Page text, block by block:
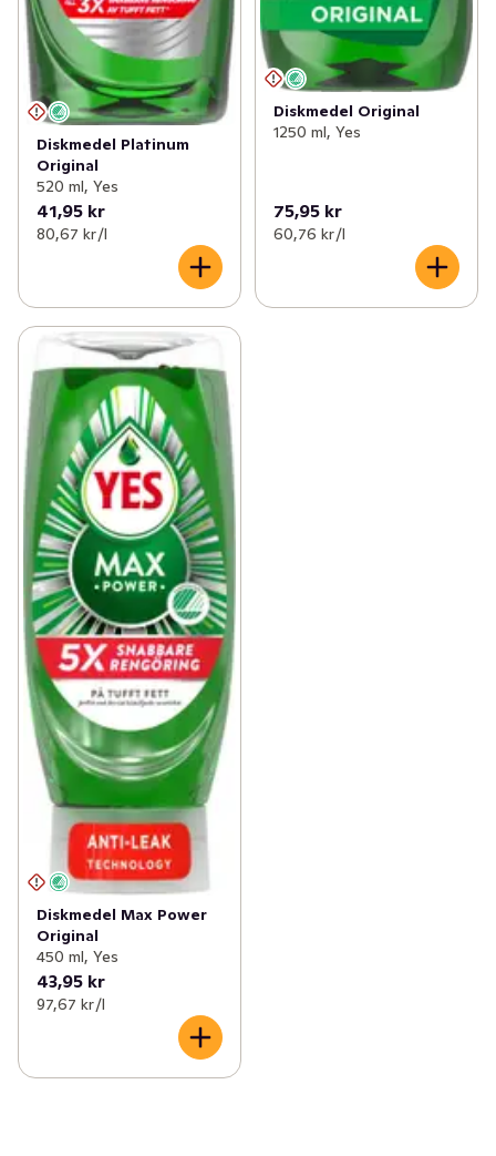
Diskmedel Platinum
Original
520 ml, Yes
41,95 kr
80,67 kr /l
Diskmedel Original
1250 ml, Yes
75,95 kr
60,76 kr /l
Diskmedel Max Power
Original
450 ml, Yes
43,95 kr
97,67 kr /l